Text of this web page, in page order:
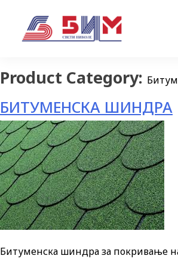
Product Category:
БИТУМЕНСКА ШИНДРА
Битуменска шиндра за покривање